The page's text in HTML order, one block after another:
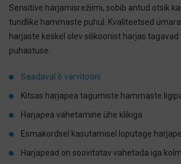
Sensitive harjamisrežiimi, sobib antud otsik
tundlike hammaste puhul. Kvaliteetsed
harjaste keskel olev silikoonist harjas tagavad
puhastuse.
Saadaval 6 värvitooni
Kitsas harjapea tagumiste hammaste
Harjapea vahetamine ühe klikiga
Esmakordsel kasutamisel loputage
Harjapead on soovitatav vahetada iga